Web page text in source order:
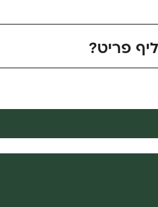
פריט?